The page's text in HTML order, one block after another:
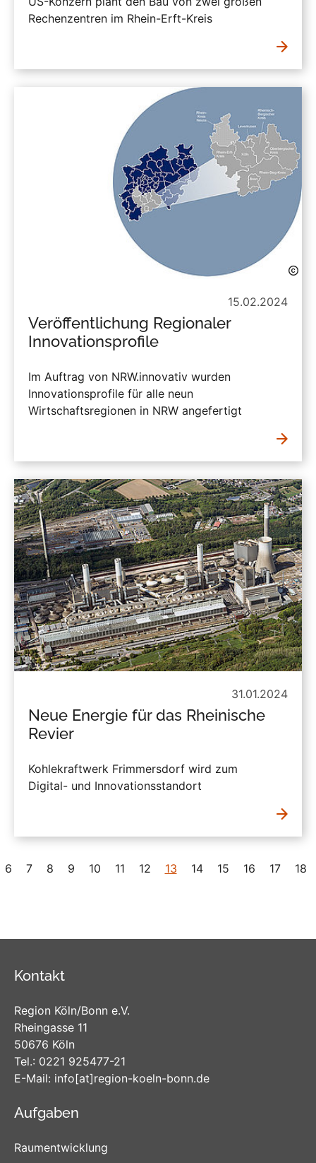
Rechenzentren im Rhein-Erft-Kreis
15.02.2024
Veröffentlichung Regionaler
Innovationsprofile
Im Auftrag von NRW.innovativ wurden
Innovationsprofile für alle neun
Wirtschaftsregionen in NRW angefertigt
31.01.2024
Neue Energie für das Rheinische
Revier
Kohlekraftwerk Frimmersdorf wird zum
Digital- und Innovationsstandort
6 7 8 9 10 11 12 13 14 15 16 17 18
Kontakt
Region Köln/Bonn e.V.
Rheingasse 11
50676 Köln
Tel.: 0221 925477-21
E-Mail: info[at]region-koeln-bonn.de
Aufgaben
Raumentwicklung